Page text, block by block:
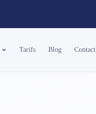
Tarifs Blog Contact